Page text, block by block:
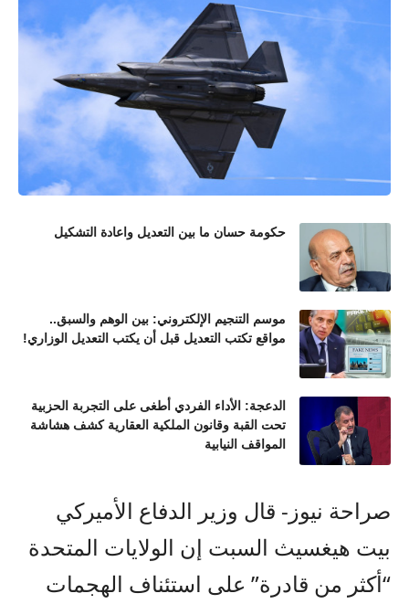
حكومة حسان ما بين التعديل واعادة التشكيل
موسم التنجيم الإلكتروني: بين الوهم والسبق..
مواقع تكتب التعديل قبل أن يكتب التعديل الوزاري!
الدعجة: الأداء الفردي أطغى على التجربة الحزبية
تحت القبة وقانون الملكية العقارية كشف هشاشة
المواقف النيابية
صراحة نيوز- قال وزير الدفاع الأميركي
بيت هيغسيث السبت إن الولايات المتحدة
“أكثر من قادرة” على استئناف الهجمات